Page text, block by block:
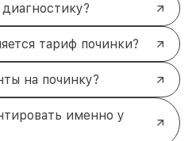
тариф починки?
на починку?
именно у